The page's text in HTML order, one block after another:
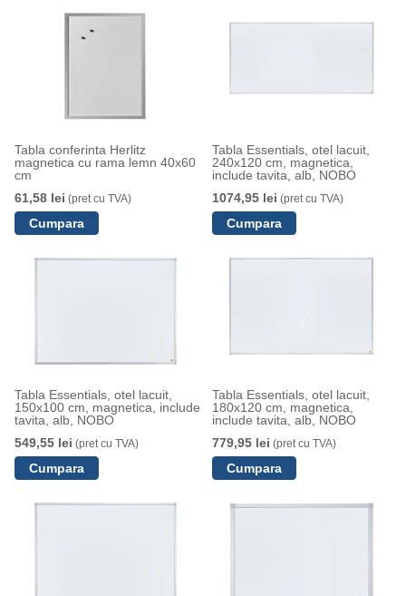
Tabla conferinta Herlitz
magnetica cu rama lemn 40x60
cm
61,58 lei (pret cu TVA)
Tabla Essentials, otel lacuit,
240x120 cm, magnetica,
include tavita, alb, NOBO
1074,95 lei (pret cu TVA)
Tabla Essentials, otel lacuit,
150x100 cm, magnetica, include
tavita, alb, NOBO
549,55 lei (pret cu TVA)
Tabla Essentials, otel lacuit,
180x120 cm, magnetica,
include tavita, alb, NOBO
779,95 lei (pret cu TVA)